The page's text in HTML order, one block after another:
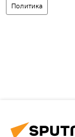
Политика